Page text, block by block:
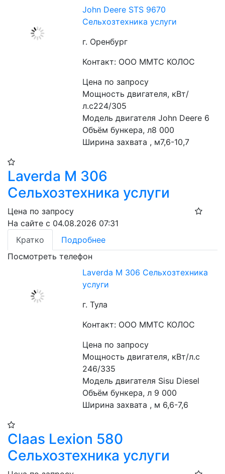
John Deere STS 9670
Сельхозтехника услуги
г. Оренбург
Контакт: ООО ММТС КОЛОС
Цена по запросу
Мощность двигателя, кВт/
л.с224/305
Модель двигателя John Deere 6
Объём бункера, л8 000
Ширина захвата , м7,6-10,7
Laverda М 306
Сельхозтехника услуги
Цена по запросу
На сайте с 04.08.2026 07:31
Кратко
Подробнее
Посмотреть телефон
Laverda М 306 Сельхозтехника
услуги
г. Тула
Контакт: ООО ММТС КОЛОС
Цена по запросу
Мощность двигателя, кВт/л.с
246/335
Модель двигателя Sisu Diesel
Объём бункера, л 9 000
Ширина захвата , м 6,6-7,6
Claas Lexion 580
Сельхозтехника услуги